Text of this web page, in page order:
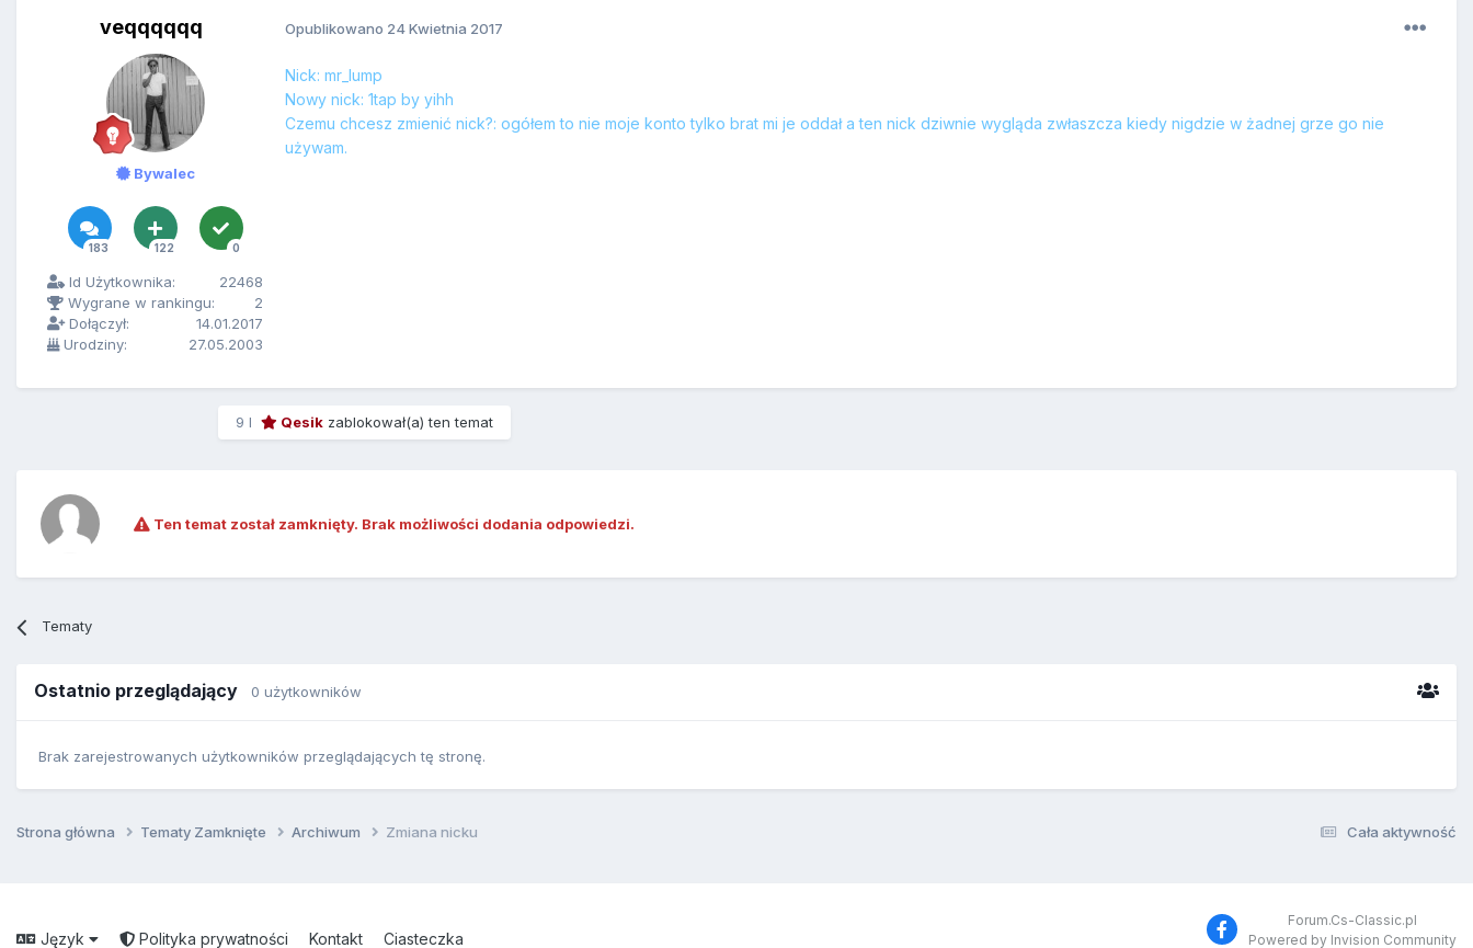
veqqqqqq
Bywalec
183 122 0
Id Użytkownika:
22468
Wygrane w rankingu:
2
Dołączył:
14.01.2017
Urodziny:
27.05.2003
Opublikowano 24 Kwietnia 2017
Nick: mr_lump
Nowy nick: 1tap by yihh
Czemu chcesz zmienić nick?: ogółem to nie moje konto tylko brat mi je oddał a ten nick dziwnie wygląda zwłaszcza kiedy nigdzie w żadnej grze go nie
używam.
9 l Qesik zablokował(a) ten temat
Ten temat został zamknięty. Brak możliwości dodania odpowiedzi.
Tematy
Ostatnio przeglądający 0 użytkowników
Brak zarejestrowanych użytkowników przeglądających tę stronę.
Cała aktywność
Strona główna Tematy Zamknięte Archiwum Zmiana nicku
Język Polityka prywatności Kontakt Ciasteczka
Forum.Cs-Classic.pl
Powered by Invision Community